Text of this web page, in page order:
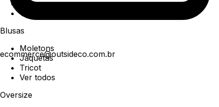
ecommerce@outsideco.com.br
Polo
Ver todos
Blusas
Moletons
Jaquetas
Tricot
Ver todos
Oversize